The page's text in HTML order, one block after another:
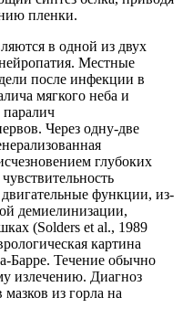
пленки.
в одной из двух
Местные
после инфекции в
мягкого неба и
Через одну-две
глубоких
функции, из-
демиелинизации,
(Solders et al., 1989
картина
Барре. Течение обычно
излечению. Диагноз
из горла на